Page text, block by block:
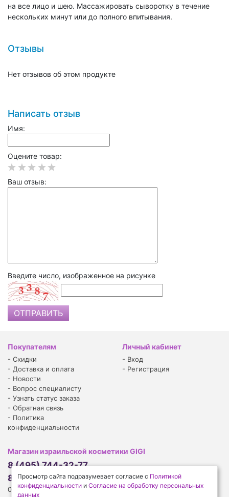
на все лицо и шею. Массажировать сыворотку в течение
нескольких минут или до полного впитывания.
Отзывы
Нет отзывов об этом продукте
Написать отзыв
Имя:
Оцените товар:
Ваш отзыв:
Введите число, изображенное на рисунке
Покупателям
- Скидки
- Доставка и оплата
- Новости
- Вопрос специалисту
- Узнать статус заказа
- Обратная связь
- Политика
конфиденциальности
Личный кабинет
- Вход
- Регистрация
Магазин израильской косметики GIGI
8 (495) 744-32-77
8 (926) 910-14-77
09:00-18:00 (будни)
Просмотр сайта подразумевает согласие с Политикой
конфиденциальности иСогласие на обработку персональных
данных